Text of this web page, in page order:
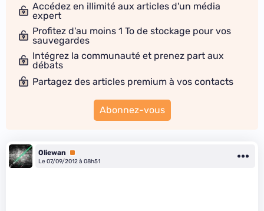
Accédez en illimité aux articles d'un média
expert
Profitez d'au moins 1 To de stockage pour vos
sauvegardes
Intégrez la communauté et prenez part aux
débats
Partagez des articles premium à vos contacts
Abonnez-vous
Oliewan
Premium
Le 07/09/2012 à 08h51